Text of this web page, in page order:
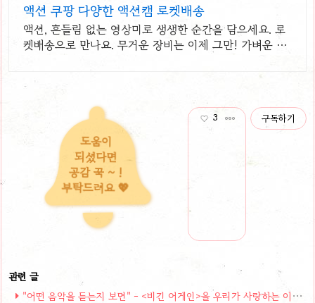
액션 쿠팡 다양한 액션캠 로켓배송
액션, 흔들림 없는 영상미로 생생한 순간을 담으세요. 로
켓배송으로 만나요. 무거운 장비는 이제 그만! 가벼운 액
도움이
되셨다면
공감 꾹 ~ !
부탁드려요 💖
3 구독하기
"어떤 음악을 듣는지 보면" - <비긴 어게인>을 우리가 사랑하는 이유